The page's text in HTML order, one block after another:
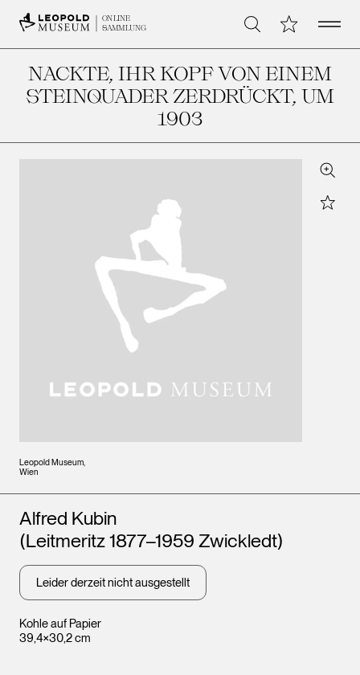
ONLINE
SAMMLUNG
Suche Meine Open
NACKTE, IHR KOPF VON EINEM
STEINQUADER ZERDRÜCKT, UM
1903
Leopold Museum,
Wien
Zoom
Star
Kohle auf Papier
39,4×30,2 cm
Künstler*innen
Alfred Kubin
(Leitmeritz 1877–1959 Zwickledt)
Leider derzeit nicht ausgestellt